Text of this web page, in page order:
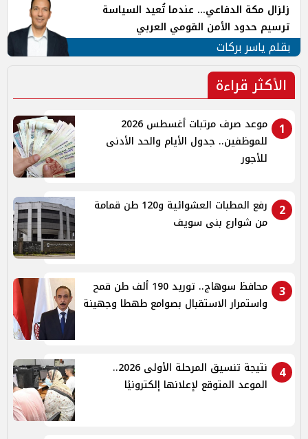
زلزال مكة الدفاعي... عندما تُعيد السياسة
ترسيم حدود الأمن القومي العربي
بقلم ياسر بركات
الأكثر قراءة
1
موعد صرف مرتبات أغسطس 2026
للموظفين.. جدول الأيام والحد الأدنى
للأجور
2
رفع المطبات العشوائية و120 طن قمامة
من شوارع بنى سويف
3
محافظ سوهاج.. توريد 190 ألف طن قمح
واستمرار الاستقبال بصوامع طهطا وجهينة
4
نتيجة تنسيق المرحلة الأولى 2026..
الموعد المتوقع لإعلانها إلكترونيًا